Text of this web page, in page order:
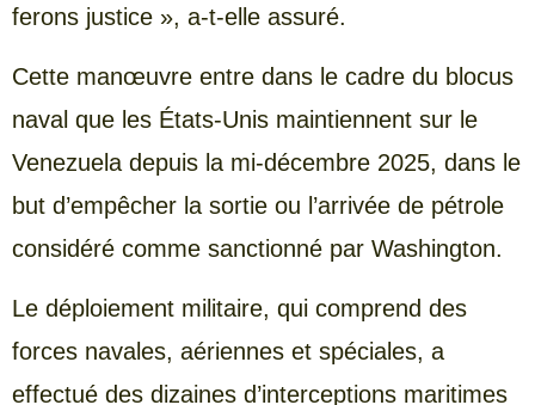
ferons justice », a-t-elle assuré.
Cette manœuvre entre dans le cadre du blocus
naval que les États-Unis maintiennent sur le
Venezuela depuis la mi-décembre 2025, dans le
but d’empêcher la sortie ou l’arrivée de pétrole
considéré comme sanctionné par Washington.
Le déploiement militaire, qui comprend des
forces navales, aériennes et spéciales, a
effectué des dizaines d’interceptions maritimes